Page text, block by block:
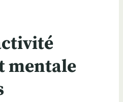
mentale